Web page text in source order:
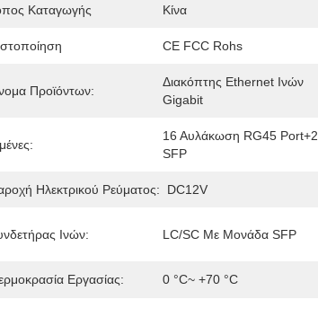
Καταγωγής Κίνα
CE FCC Rohs
Προϊόντων:
Διακόπτης Ethernet Ινών
Gigabit
16 Αυλάκωση RG45 Port+2
SFP
Ηλεκτρικού Ρεύματος: DC12V
Ινών: LC/SC Με Μονάδα SFP
Εργασίας: 0 °C~ +70 °C